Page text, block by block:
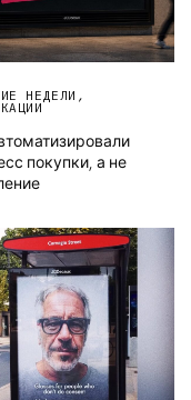
НЕДЕЛИ ,
покупки, а не